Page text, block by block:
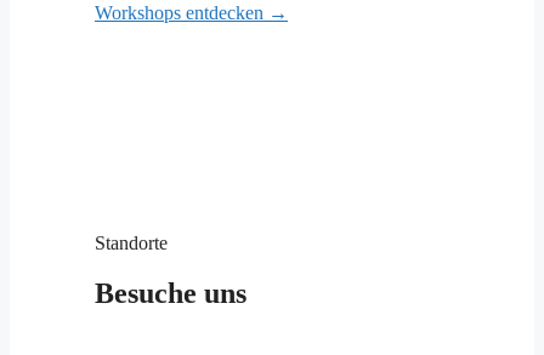
Workshops entdecken →
Standorte
Besuche uns